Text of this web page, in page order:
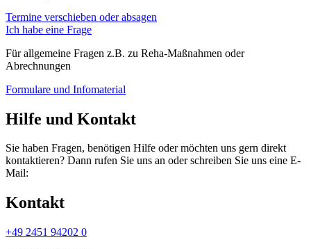
Termine verschieben oder absagen
Ich habe eine Frage
Für allgemeine Fragen z.B. zu Reha-Maßnahmen oder
Abrechnungen
Formulare und Infomaterial
Hilfe und Kontakt
Sie haben Fragen, benötigen Hilfe oder möchten uns gern direkt
kontaktieren? Dann rufen Sie uns an oder schreiben Sie uns eine E-
Mail:
Kontakt
+49 2451 94202 0